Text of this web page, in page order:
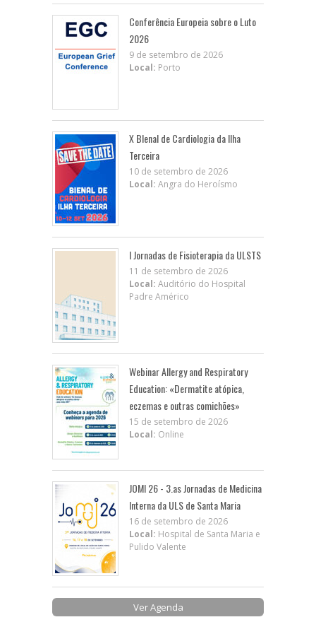
Conferência Europeia sobre o Luto
2026
9 de setembro de 2026
Local: Porto
X BIenal de Cardiologia da Ilha
Terceira
10 de setembro de 2026
Local: Angra do Heroísmo
I Jornadas de Fisioterapia da ULSTS
11 de setembro de 2026
Local: Auditório do Hospital
Padre Américo
Webinar Allergy and Respiratory
Education: «Dermatite atópica,
eczemas e outras comichões»
15 de setembro de 2026
Local: Online
JOMI 26 - 3.as Jornadas de Medicina
Interna da ULS de Santa Maria
16 de setembro de 2026
Local: Hospital de Santa Maria e
Pulido Valente
Ver Agenda